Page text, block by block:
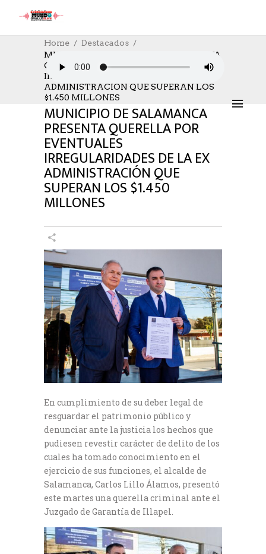
Home
Destacados
MUNICIPIO DE SALAMANCA PRESENTA
QUERELLA POR EVENTUALES
IRREGULARIDADES DE LA EX
ADMINISTRACIÓN QUE SUPERAN LOS
$1.450 MILLONES
DESTACADOS SOCIAL
08/07/2026
AUTHOR: HECTOR
0 COMMENTS
MUNICIPIO DE SALAMANCA
PRESENTA QUERELLA POR
EVENTUALES
IRREGULARIDADES DE LA EX
ADMINISTRACIÓN QUE
SUPERAN LOS $1.450
MILLONES
En cumplimiento de su deber legal de
resguardar el patrimonio público y
denunciar ante la justicia los hechos que
pudiesen revestir carácter de delito de los
cuales ha tomado conocimiento en el
ejercicio de sus funciones, el alcalde de
Salamanca, Carlos Lillo Álamos, presentó
este martes una querella criminal ante el
Juzgado de Garantía de Illapel.